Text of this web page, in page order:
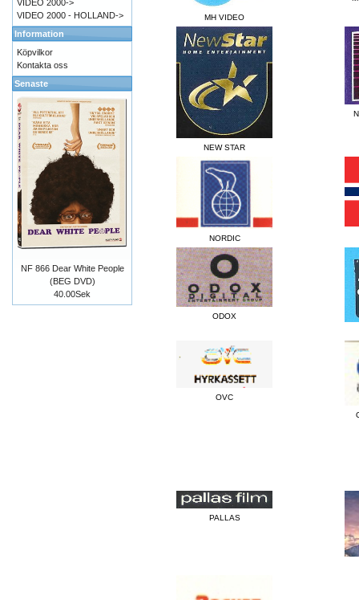
MH VIDEO
NEW STAR
NORDIC
ODOX
OVC
PALLAS
VIDEO 2000->
VIDEO 2000 - HOLLAND->
Information
Köpvilkor
Kontakta oss
Senaste
NF 866 Dear White People
(BEG DVD)
40.00Sek